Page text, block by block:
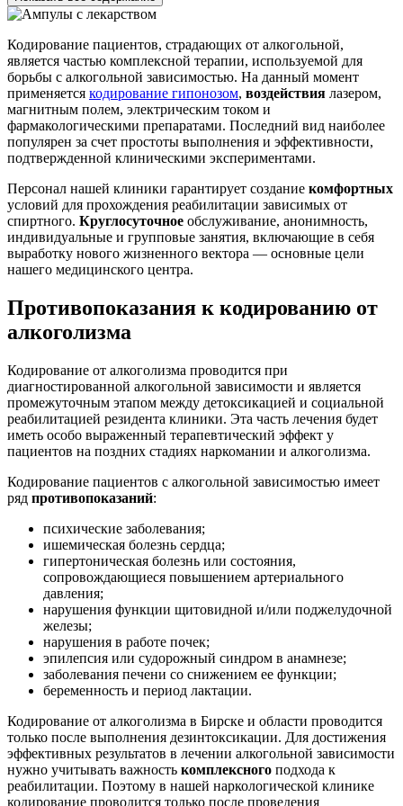
Кодирование пациентов, страдающих от алкогольной,
является частью комплексной терапии, используемой для
борьбы с алкогольной зависимостью. На данный момент
применяется кодирование гипонозом, воздействия лазером,
магнитным полем, электрическим током и
фармакологическими препаратами. Последний вид наиболее
популярен за счет простоты выполнения и эффективности,
подтвержденной клиническими экспериментами.
Персонал нашей клиники гарантирует создание комфортных
условий для прохождения реабилитации зависимых от
спиртного. Круглосуточное обслуживание, анонимность,
индивидуальные и групповые занятия, включающие в себя
выработку нового жизненного вектора — основные цели
нашего медицинского центра.
Противопоказания к кодированию от
алкоголизма
Кодирование от алкоголизма проводится при
диагностированной алкогольной зависимости и является
промежуточным этапом между детоксикацией и социальной
реабилитацией резидента клиники. Эта часть лечения будет
иметь особо выраженный терапевтический эффект у
пациентов на поздних стадиях наркомании и алкоголизма.
Кодирование пациентов с алкогольной зависимостью имеет
ряд противопоказаний:
психические заболевания;
ишемическая болезнь сердца;
гипертоническая болезнь или состояния,
сопровождающиеся повышением артериального
давления;
нарушения функции щитовидной и/или поджелудочной
железы;
нарушения в работе почек;
эпилепсия или судорожный синдром в анамнезе;
заболевания печени со снижением ее функции;
беременность и период лактации.
Кодирование от алкоголизма в Бирске и области проводится
только после выполнения дезинтоксикации. Для достижения
эффективных результатов в лечении алкогольной зависимости
нужно учитывать важность комплексного подхода к
реабилитации. Поэтому в нашей наркологической клинике
кодирование проводится только после проведения